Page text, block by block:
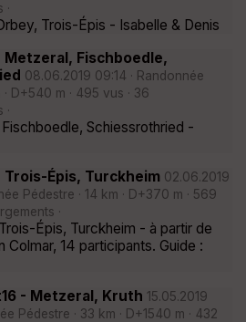
Trois-Épis - Isabelle & Denis
Fischboedle,
08.06.2019 09:14 · Randonnée
· D+540 m · 495 vus · 36
Schiessrothried -
Épis, Turckheim 02.06.2019
Pédestre · 14 km · D+370 m · 569
·
Épis, Turckheim - à partir de
Colmar, 14 participants. Guide :
- Metzeral, Kruth 15.05.2019
Pédestre · 33 km · D+1540 m · 432